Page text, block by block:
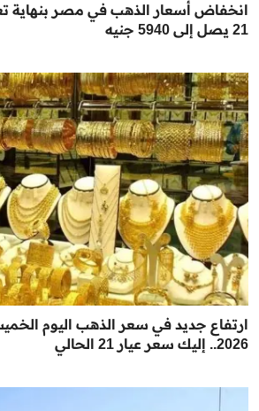
انخفاض أسعار الذهب في مصر بنهاية
21 يصل إلى 5940 جنيه
2026.. إليك سعر عيار 21 الحالي